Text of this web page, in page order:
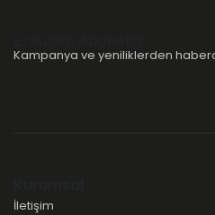
Kampanya ve yeniliklerden
İletişim